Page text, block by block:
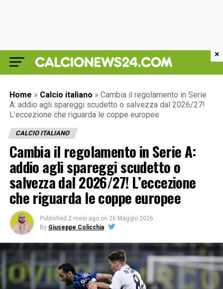
Home » Calcio italiano » Cambia il regolamento in Serie
A: addio agli spareggi scudetto o salvezza dal 2026/27!
L’eccezione che riguarda le coppe europee
CALCIO ITALIANO
Cambia il regolamento in Serie A:
addio agli spareggi scudetto o
salvezza dal 2026/27! L’eccezione
che riguarda le coppe europee
Published 2 mesi ago on 26 Maggio 2026
By Giuseppe Colicchia
×